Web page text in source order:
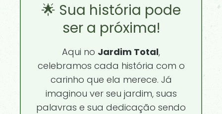
🌟 Sua história pode
ser a próxima!
Aqui no Jardim Total,
celebramos cada história com o
carinho que ela merece. Já
imaginou ver seu jardim, suas
palavras e sua dedicação sendo